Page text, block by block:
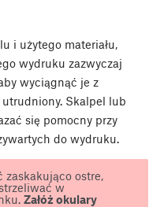
i użytego materiału,
wydruku zazwyczaj
wyciągnąć je z
Skalpel lub
się pomocny przy
do wydruku.
zaskakująco ostre,
w
Załóż okulary